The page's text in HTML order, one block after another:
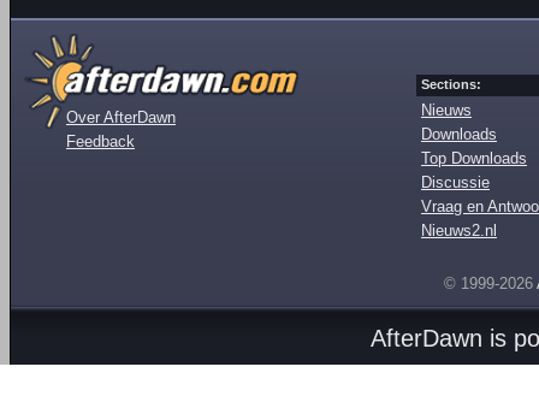
Over AfterDawn
Feedback
Sections:
Nieuws
Downloads
Top Downloads
Discussie
Vraag en
Nieuws2.nl
© 1999-2026
AfterDawn is